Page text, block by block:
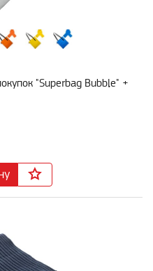
"Superbag Bubble" +